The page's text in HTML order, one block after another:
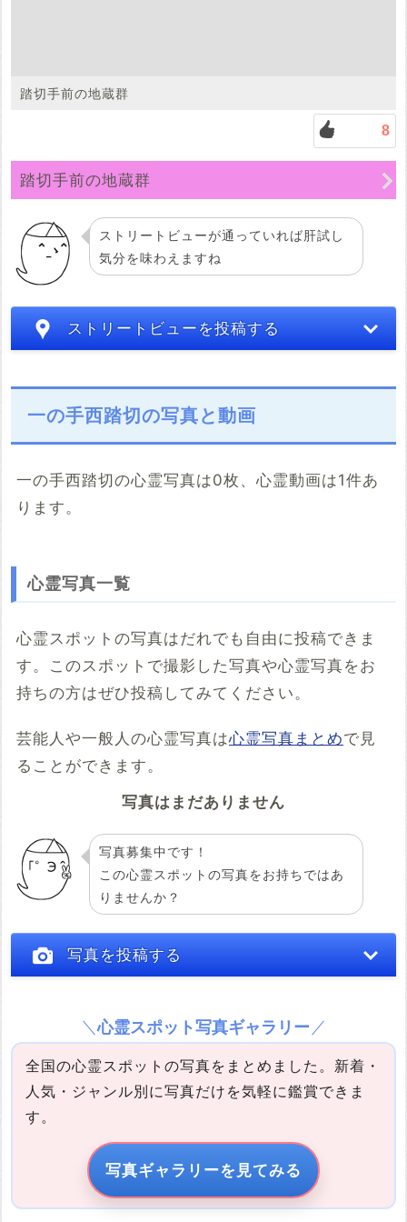
踏切手前の地蔵群
8
踏切手前の地蔵群
ストリートビューが通っていれば肝試し
気分を味わえますね
ストリートビューを投稿する
※「共有HTML」はパソコンでしか取得できないようです
例：<iframe src="https://www.google.com/maps/embed?
pb=******" width="600" height="450" frameborder="0"
コメント
一の手西踏切の写真と動画
一の手西踏切の心霊写真は0枚、心霊動画は1件あ
ります。
心霊写真一覧
心霊スポットの写真はだれでも自由に投稿できま
す。このスポットで撮影した写真や心霊写真をお
持ちの方はぜひ投稿してみてください。
芸能人や一般人の心霊写真は心霊写真まとめで見
ることができます。
写真はまだありません
写真募集中です！
この心霊スポットの写真をお持ちではあ
りませんか？
写真を投稿する
写真の説明
心霊スポット写真ギャラリー
全国の心霊スポットの写真をまとめました。新着・
人気・ジャンル別に写真だけを気軽に鑑賞できま
す。
写真ギャラリーを見てみる